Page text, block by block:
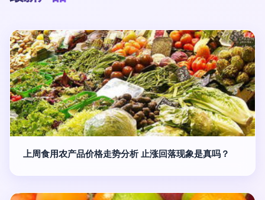
上周食用农产品价格走势分析 止涨回落现象是真吗？